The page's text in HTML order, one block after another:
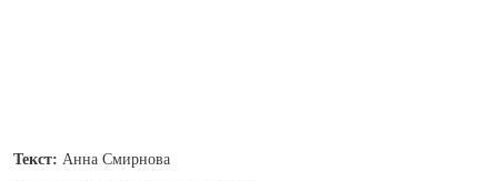
Текст: Анна Смирнова